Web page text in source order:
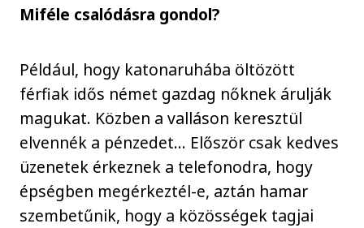
Miféle csalódásra gondol?
Például, hogy katonaruhába öltözött
férfiak idős német gazdag nőknek árulják
magukat. Közben a valláson keresztül
elvennék a pénzedet… Először csak kedves
üzenetek érkeznek a telefonodra, hogy
épségben megérkeztél-e, aztán hamar
szembetűnik, hogy a közösségek tagjai